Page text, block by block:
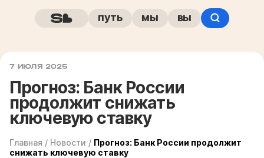
путь мы вы
7 ИЮЛЯ 2025
Прогноз: Банк России
продолжит снижать
ключевую ставку
Главная / Новости / Прогноз: Банк России продолжит
снижать ключевую ставку